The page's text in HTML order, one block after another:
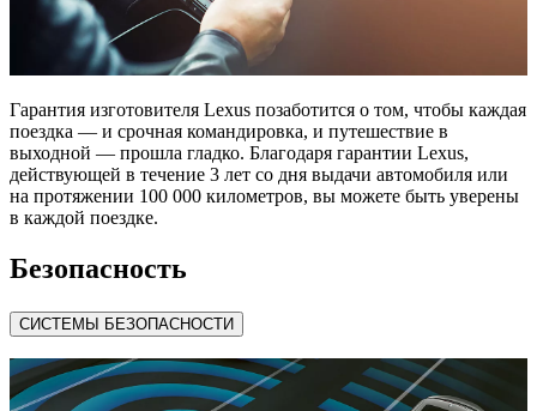
Гарантия изготовителя Lexus позаботится о том, чтобы каждая
поездка — и срочная командировка, и путешествие в
выходной — прошла гладко. Благодаря гарантии Lexus,
действующей в течение 3 лет со дня выдачи автомобиля или
на протяжении 100 000 километров, вы можете быть уверены
в каждой поездке.
Безопасность
СИСТЕМЫ БЕЗОПАСНОСТИ